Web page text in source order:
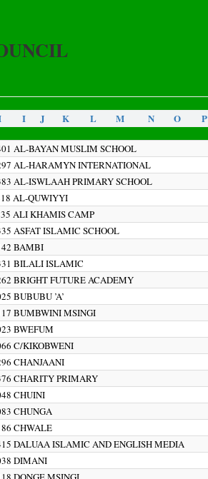
I J K L M N O P
AL-BAYAN MUSLIM SCHOOL
AL-HARAMYN INTERNATIONAL
AL-ISWLAAH PRIMARY SCHOOL
AL-QUWIYYI
ALI KHAMIS CAMP
ASFAT ISLAMIC SCHOOL
BAMBI
BILALI ISLAMIC
BRIGHT FUTURE ACADEMY
BUBUBU ’A’
BUMBWINI MSINGI
BWEFUM
C/KIKOBWENI
CHANJAANI
CHARITY PRIMARY
CHUINI
CHUNGA
CHWALE
DALUAA ISLAMIC AND ENGLISH MEDIA
DIMANI